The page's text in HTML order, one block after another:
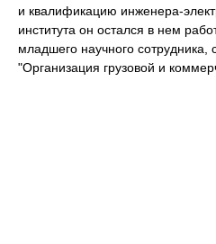
и квалификацию инженера-
института он остался в нем
младшего научного
"Организация грузовой и